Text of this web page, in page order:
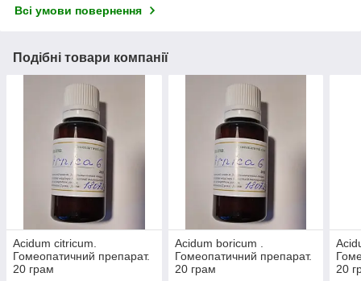
Всі умови повернення
Подібні товари компанії
Acidum citricum.
Гомеопатичний препарат.
20 грам
Acidum boricum .
Гомеопатичний препарат.
20 грам
20